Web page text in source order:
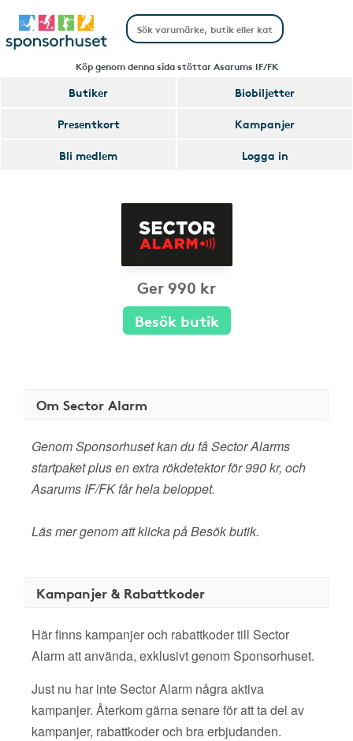
Köp genom denna sida stöttar Asarums IF/FK
Butiker
Biobiljetter
Presentkort
Kampanjer
Bli medlem
Logga in
Ger 990 kr
Besök butik
Om Sector Alarm
Genom Sponsorhuset kan du få Sector Alarms
startpaket plus en extra rökdetektor för 990 kr, och
Asarums IF/FK får hela beloppet.
Läs mer genom att klicka på Besök butik.
Kampanjer & Rabattkoder
Här finns kampanjer och rabattkoder till Sector
Alarm att använda, exklusivt genom Sponsorhuset.
Just nu har inte Sector Alarm några aktiva
kampanjer. Återkom gärna senare för att ta del av
kampanjer, rabattkoder och bra erbjudanden.